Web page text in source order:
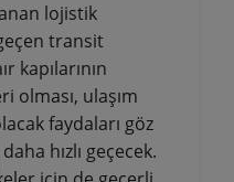
lojistik
transit
kapılarının
olması, ulaşım
faydaları göz
hızlı geçecek.